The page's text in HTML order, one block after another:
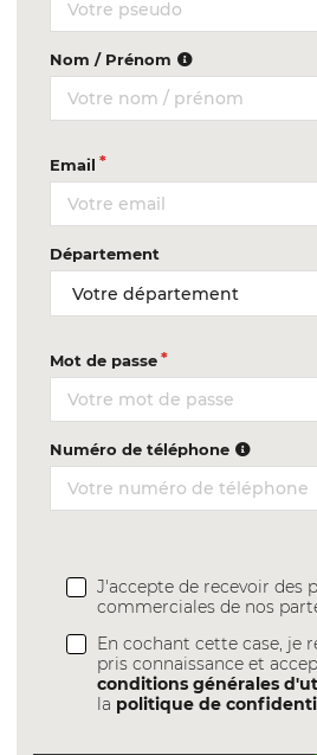
Nom / Prénom
Email
Département
Mot de passe
Numéro de téléphone
J'accepte de recevoir des
commerciales de nos
En cochant cette case, je
pris connaissance et
conditions générales
la politique de